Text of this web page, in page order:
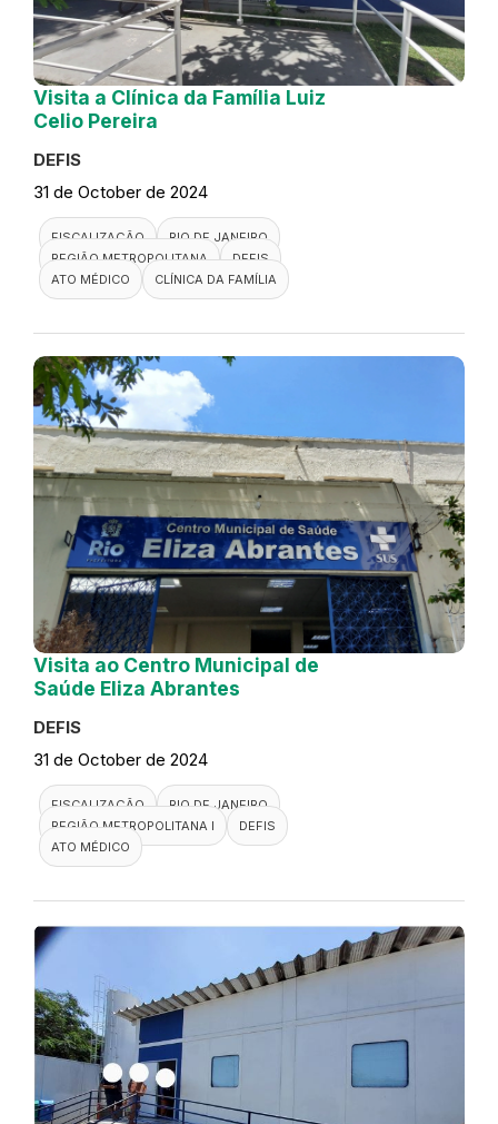
Visita a Clínica da Família Luiz
Celio Pereira
DEFIS
31 de October de 2024
FISCALIZAÇÃO
RIO DE JANEIRO
REGIÃO METROPOLITANA
DEFIS
ATO MÉDICO
CLÍNICA DA FAMÍLIA
Visita ao Centro Municipal de
Saúde Eliza Abrantes
DEFIS
31 de October de 2024
FISCALIZAÇÃO
RIO DE JANEIRO
REGIÃO METROPOLITANA I
DEFIS
ATO MÉDICO